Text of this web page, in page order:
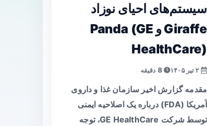
سیستم‌های احیای نوزاد
Giraffe و Panda (GE
HealthCare)
8 دقیقه
مقدمه گزارش اخیر سازمان غذا و داروی
آمریکا (FDA) درباره یک اصلاحیه ایمنی
توسط شرکت GE HealthCare، توجه